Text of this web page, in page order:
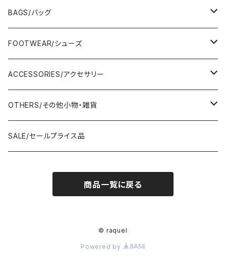
TOPS/トップス
Adonisis/アドニシス
AMERICANA/アメリカーナ
IN-PROCESS Tokyo/インプロセストーキョー
BOTOMS/ボトム
Adonisis/アドニシス
amherst/アムハースト
FANTASTICDAYS/ファンタステックデイズ
Le Melange/ル・メランジュ
ONE-PIECE/ワンピース
anana/アナナ
J.Sloane/ジェイスロアン
OUTER/アウター
anana/アナナ
BAGS/バッグ
HAND BAG/ハンドバッグ
mononogu/もののぐ
IMPORT/インポート
SHOULDER BAG/ショルダーバッグ
mononogu/もののぐ
IMPORT/インポート
TOTE BAG/トートバッグ
mononogu/もののぐ
OTHERS/その他
IMPORT/インポート
FOOTWEAR/シューズ
PUMPS/パンプス
コツコツ
IMPORT/インポート
SANDAL/サンダル
コツコツ
BOOTS/ブーツ
IMPORT/インポート
2STAR/ツースター
OTHERS/その他
ACCESSORIES/アクセサリー
EARRINGS/イヤリング
RING/指輪
NECKLACE/ネックレス
OTHERS/その他小物・雑貨
BELT/ベルト
WALLET/財布
SALE/セールプライス品
商品一覧に戻る
© raquel
Powered by